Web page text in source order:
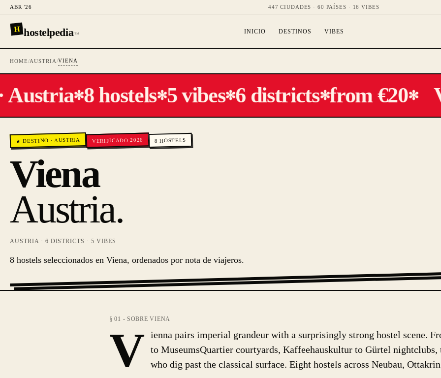
ABR '26 447 CIUDADES · 60 PAÍSES · 16 VIBES
H hostelpedia™ INICIO DESTINOS VIBES
HOME/AUSTRIA/VIENA
✻8 hostels✻5 vibes✻6 districts✻from €20✻
★ DESTINO · AUSTRIA VERIFICADO 2026 8 HOSTELS
Viena
Austria.
AUSTRIA· 6 DISTRICTS ·5 VIBES
8 hostels seleccionados en Viena, ordenados por nota de viajeros.
§ 01 - SOBRE VIENA
V ienna pairs imperial grandeur with a surprisingly strong hostel scene.
to MuseumsQuartier courtyards, Kaffeehauskultur to Gürtel nightclubs,
who dig past the classical surface. Eight hostels across Neubau,